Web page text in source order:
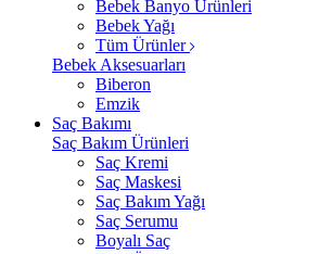
Bebek Banyo Ürünleri
Bebek Yağı
Tüm Ürünler
Bebek Aksesuarları
Biberon
Emzik
Saç Bakımı
Saç Bakım Ürünleri
Saç Kremi
Saç Maskesi
Saç Bakım Yağı
Saç Serumu
Boyalı Saç